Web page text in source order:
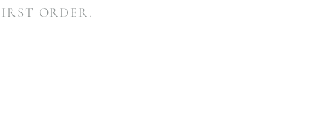
ORDER.